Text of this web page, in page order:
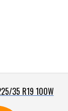
35 R19 100W